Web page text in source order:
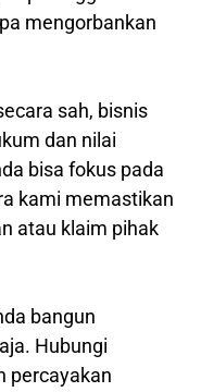
mengorbankan
sah, bisnis
dan nilai
bisa fokus pada
kami memastikan
atau klaim pihak
bangun
Hubungi
percayakan